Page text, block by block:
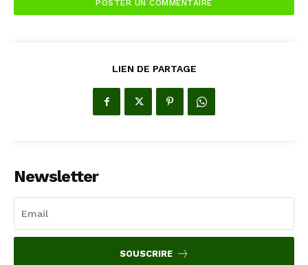
LIEN DE PARTAGE
Newsletter
SOUSCRIRE